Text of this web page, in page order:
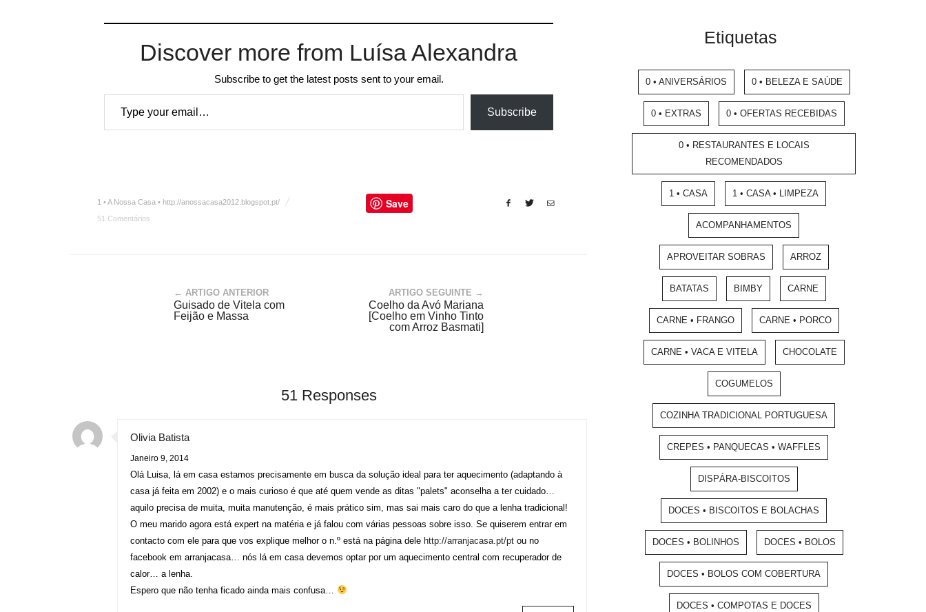
Discover more from Luísa Alexandra
Subscribe to get the latest posts sent to your email.
Type your email…
Subscribe
1 • A Nossa Casa • http://anossacasa2012.blogspot.pt/
51 Comentários
Save
← ARTIGO ANTERIOR
Guisado de Vitela com
Feijão e Massa
ARTIGO SEGUINTE →
Coelho da Avó Mariana
[Coelho em Vinho Tinto
com Arroz Basmati]
51 Responses
Olivia Batista
Janeiro 9, 2014
Olá Luisa, lá em casa estamos precisamente em busca da solução ideal para ter aquecimento (adaptando à
casa já feita em 2002) e o mais curioso é que até quem vende as ditas "palets" aconselha a ter cuidado…
aquilo precisa de muita, muita manutenção, é mais prático sim, mas sai mais caro do que a lenha tradicional!
O meu marido agora está expert na matéria e já falou com várias pessoas sobre isso. Se quiserem entrar em
contacto com ele para que vos explique melhor o n.º está na página dele http://arranjacasa.pt/pt ou no
facebook em arranjacasa… nós lá em casa devemos optar por um aquecimento central com recuperador de
calor… a lenha.
Espero que não tenha ficado ainda mais confusa…
Etiquetas
0 • ANIVERSÁRIOS 0 • BELEZA E SAÚDE
0 • EXTRAS 0 • OFERTAS RECEBIDAS
0 • RESTAURANTES E LOCAIS
RECOMENDADOS
1 • CASA 1 • CASA • LIMPEZA
ACOMPANHAMENTOS
APROVEITAR SOBRAS ARROZ
BATATAS BIMBY CARNE
CARNE • FRANGO CARNE • PORCO
CARNE • VACA E VITELA CHOCOLATE
COGUMELOS
COZINHA TRADICIONAL PORTUGUESA
CREPES • PANQUECAS • WAFFLES
DISPÁRA-BISCOITOS
DOCES • BISCOITOS E BOLACHAS
DOCES • BOLINHOS DOCES • BOLOS
DOCES • BOLOS COM COBERTURA
DOCES • COMPOTAS E DOCES